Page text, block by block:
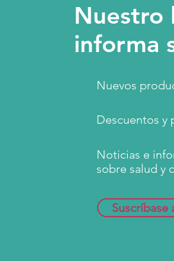
Nuestro
informa
Nuevos
Descuentos y
Noticias e
sobre salud y
Suscríbase